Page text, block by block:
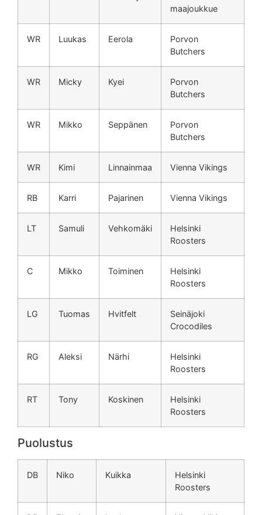
maajoukkue
WR Luukas Eerola
Porvon
Butchers
WR Micky Kyei
Porvon
Butchers
WR Mikko Seppänen
Porvon
Butchers
WR Kimi Linnainmaa Vienna Vikings
RB Karri Pajarinen Vienna Vikings
LT Samuli Vehkomäki
Helsinki
Roosters
C Mikko Toiminen
Helsinki
Roosters
LG Tuomas Hvitfelt
Seinäjoki
Crocodiles
RG Aleksi Närhi
Helsinki
Roosters
RT Tony Koskinen
Helsinki
Roosters
Puolustus
DB Niko Kuikka
Helsinki
Roosters